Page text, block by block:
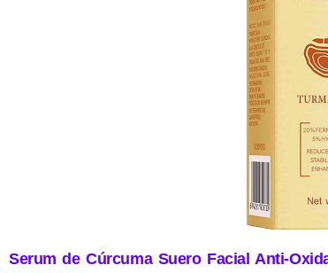
Serum de Cúrcuma Suero Facial Anti-